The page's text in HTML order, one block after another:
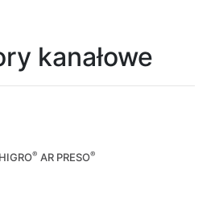
kanałowe
® AR PRESO®